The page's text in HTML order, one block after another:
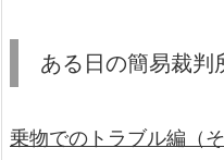
ある日の簡易裁判
乗物でのトラブル編（